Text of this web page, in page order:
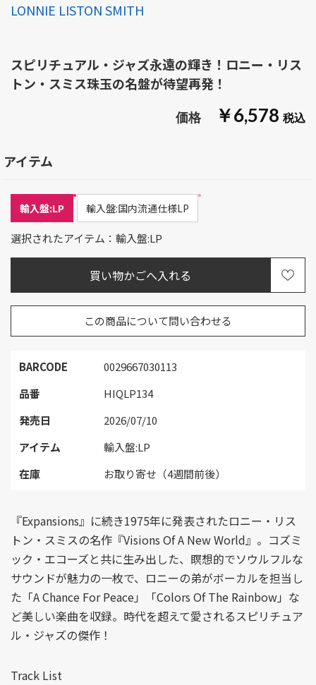
￥6,578
BARCODE
0029667030113
品番
HIQLP134
発売日
2026/07/10
アイテム
輸入盤:LP
在庫
お取り寄せ（4週間前後）
アイテム
輸入盤:LP 輸入盤:国内流通仕様LP
選択されたアイテム：輸入盤:LP
この商品について問い合わせる
LONNIE LISTON SMITH
『Expansions』に続き1975年に発表されたロニー・リス
トン・スミスの名作『Visions Of A New World』。コズミ
ック・エコーズと共に生み出した、瞑想的でソウルフルな
サウンドが魅力の一枚で、ロニーの弟がボーカルを担当し
た「A Chance For Peace」「Colors Of The Rainbow」な
ど美しい楽曲を収録。時代を超えて愛されるスピリチュア
ル・ジャズの傑作！
Track List
スピリチュアル・ジャズ永遠の輝き！ロニー・リス
トン・スミス珠玉の名盤が待望再発！